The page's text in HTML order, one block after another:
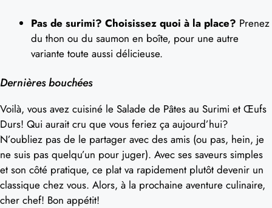
Pas de surimi? Choisissez quoi à la place? Prenez
du thon ou du saumon en boîte, pour une autre
variante toute aussi délicieuse.
Dernières bouchées
Voilà, vous avez cuisiné le Salade de Pâtes au Surimi et Œufs
Durs! Qui aurait cru que vous feriez ça aujourd’hui?
N’oubliez pas de le partager avec des amis (ou pas, hein, je
ne suis pas quelqu’un pour juger). Avec ses saveurs simples
et son côté pratique, ce plat va rapidement plutôt devenir un
classique chez vous. Alors, à la prochaine aventure culinaire,
cher chef! Bon appétit!